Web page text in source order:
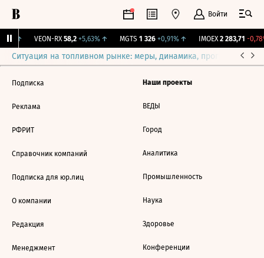
Войти
↑ VEON-RX 58,2 +5,63%↑ MGTS 1 326 +0,91%↑ IMOEX 2 283,71 -
Ситуация на топливном рынке: меры, динамика, прогнозы
Подписка
Реклама
РФРИТ
Справочник компаний
Подписка для юр.лиц
О компании
Редакция
Менеджмент
Наши проекты
ВЕДЫ
Город
Аналитика
Промышленность
Наука
Здоровье
Конференции